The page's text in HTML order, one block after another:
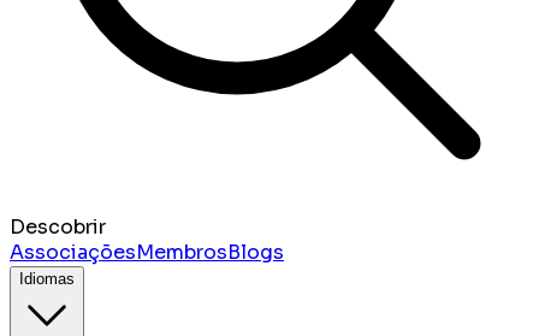
Descobrir
AssociaçõesMembrosBlogs
Idiomas